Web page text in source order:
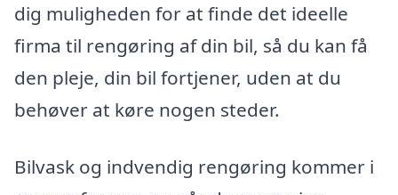
dig muligheden for at finde det ideelle
firma til rengøring af din bil, så du kan få
den pleje, din bil fortjener, uden at du
behøver at køre nogen steder.
Bilvask og indvendig rengøring kommer i